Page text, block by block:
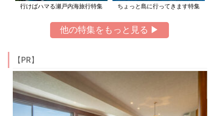
行けばハマる瀬戸内海旅行特集 ちょっと島に行ってきます特集
他の特集をもっと見る ▶
【PR】